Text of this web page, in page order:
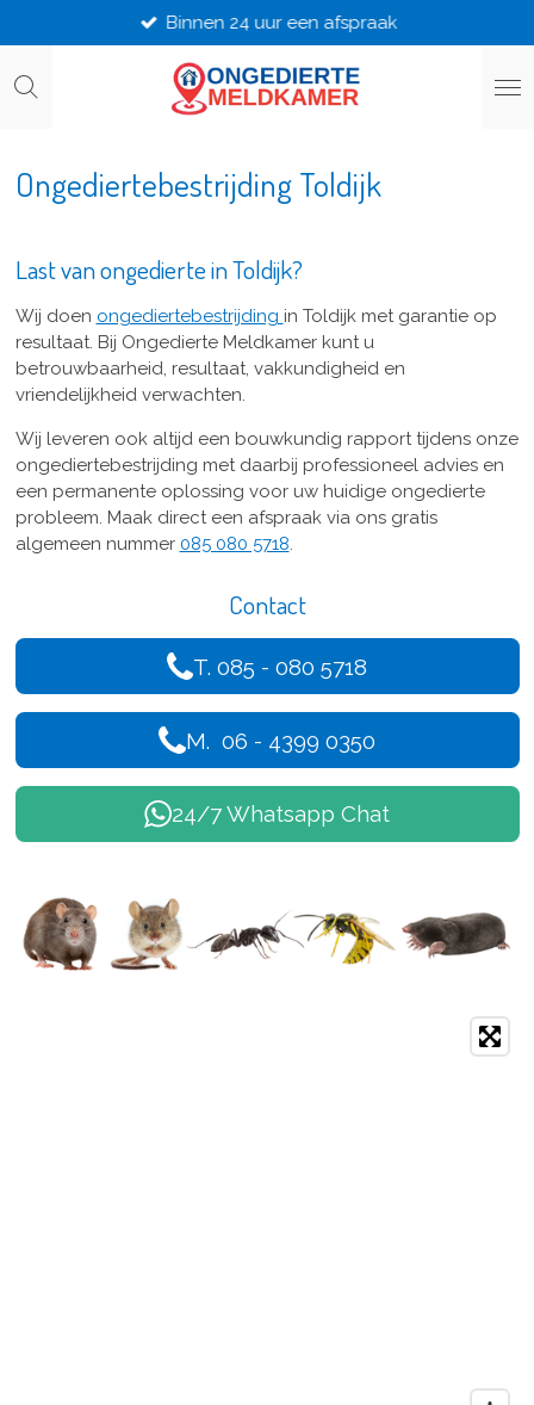
direct
naar
Binnen 24 uur een afspraak
Ongediertebestrijding Toldijk
Last van ongedierte in Toldijk?
Wij doen ongediertebestrijding in Toldijk met garantie op
resultaat. Bij Ongedierte Meldkamer kunt u
betrouwbaarheid, resultaat, vakkundigheid en
vriendelijkheid verwachten.
Wij leveren ook altijd een bouwkundig rapport tijdens onze
ongediertebestrijding met daarbij professioneel advies en
een permanente oplossing voor uw huidige ongedierte
probleem. Maak direct een afspraak via ons gratis
algemeen nummer 085 080 5718.
Contact
T. 085 - 080 5718
M. 06 - 4399 0350
24/7 Whatsapp Chat